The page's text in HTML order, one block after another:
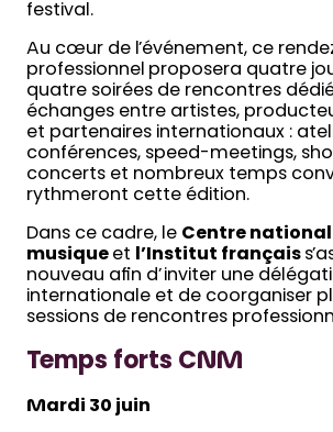
festival.
Au cœur de l’événement, ce
professionnel proposera quatre
quatre soirées de rencontres
échanges entre artistes,
et partenaires internationaux :
conférences, speed-meetings,
concerts et nombreux temps
rythmeront cette édition.
Dans ce cadre, le Centre national
musique et l’Institut français
nouveau afin d’inviter une
internationale et de coorganiser
sessions de rencontres
Temps forts CNM
Mardi 30 juin